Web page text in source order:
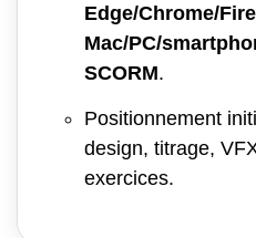
Edge/Chrome/
Mac/PC/
SCORM.
Positionnement
design, titrage,
exercices.